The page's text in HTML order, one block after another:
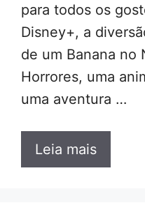
para todos os
Disney+, a
de um Banana no
Horrores, uma
uma aventura …
Leia mais